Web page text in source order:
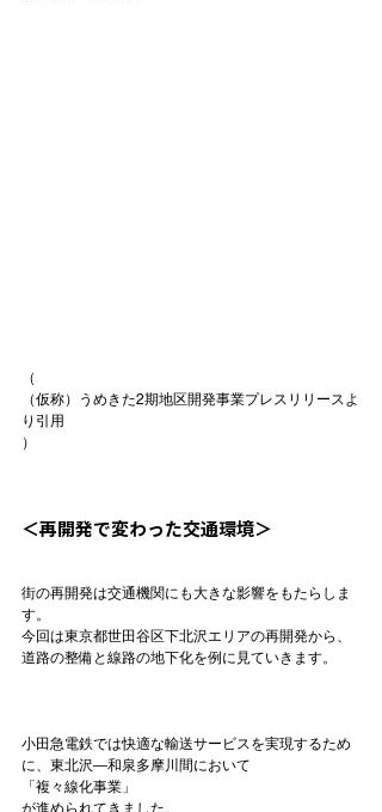
（
（仮称）うめきた2期地区開発事業プレスリリースよ
り引用
）
＜再開発で変わった交通環境＞
街の再開発は交通機関にも大きな影響をもたらしま
す。
今回は東京都世田谷区下北沢エリアの再開発から、
道路の整備と線路の地下化を例に見ていきます。
小田急電鉄では快適な輸送サービスを実現するため
に、東北沢―和泉多摩川間において
「 複々線化事業 」